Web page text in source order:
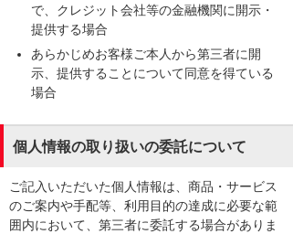
で、クレジット会社等の金融機関に開示・
提供する場合
あらかじめお客様ご本人から第三者に開
示、提供することについて同意を得ている
場合
個人情報の取り扱いの委託について
ご記入いただいた個人情報は、商品・サービス
のご案内や手配等、利用目的の達成に必要な範
囲内において、第三者に委託する場合がありま